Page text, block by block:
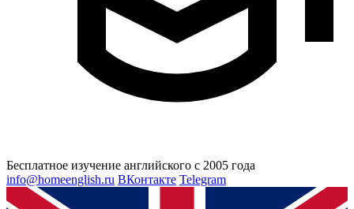
Бесплатное изучение английского с 2005 года
info@homeenglish.ru ВКонтакте Telegram